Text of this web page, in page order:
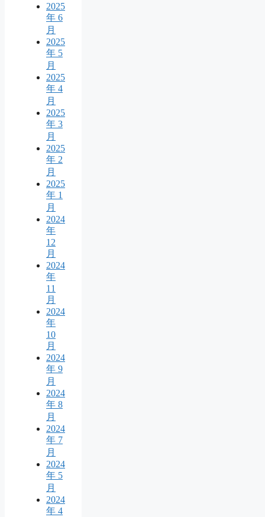
2025
年 6
月
2025
年 5
月
2025
年 4
月
2025
年 3
月
2025
年 2
月
2025
年 1
月
2024
年
12
月
2024
年
11
月
2024
年
10
月
2024
年 9
月
2024
年 8
月
2024
年 7
月
2024
年 5
月
2024
年 4